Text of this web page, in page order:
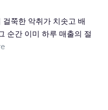
쭉한 악취가 치솟고 배
순간 이미 하루 매출의 절